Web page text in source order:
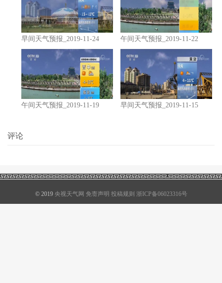
早间天气预报_2019-11-24 午间天气预报_2019-11-22
午间天气预报_2019-11-19 早间天气预报_2019-11-15
评论
© 2019 央视天气网 免责声明 投稿规则 浙ICP备06023316号